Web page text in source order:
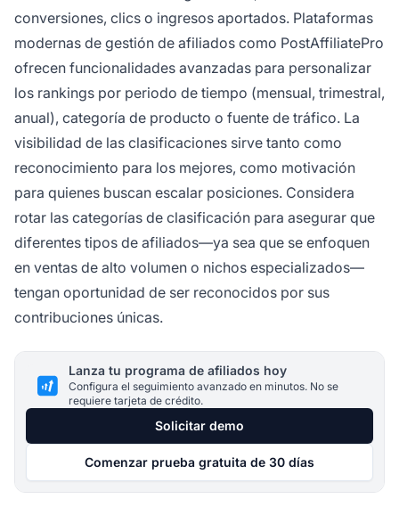
conversiones, clics o ingresos aportados. Plataformas
modernas de gestión de afiliados como PostAffiliatePro
ofrecen funcionalidades avanzadas para personalizar
los rankings por periodo de tiempo (mensual, trimestral,
anual), categoría de producto o fuente de tráfico. La
visibilidad de las clasificaciones sirve tanto como
reconocimiento para los mejores, como motivación
para quienes buscan escalar posiciones. Considera
rotar las categorías de clasificación para asegurar que
diferentes tipos de afiliados—ya sea que se enfoquen
en ventas de alto volumen o nichos especializados—
tengan oportunidad de ser reconocidos por sus
contribuciones únicas.
Lanza tu programa de afiliados hoy
Configura el seguimiento avanzado en minutos. No se
requiere tarjeta de crédito.
Solicitar demo
Comenzar prueba gratuita de 30 días